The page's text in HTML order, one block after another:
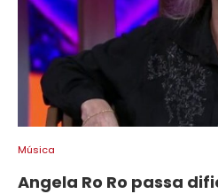
Música
Angela Ro Ro passa